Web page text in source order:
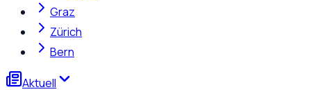
Graz
Zürich
Bern
Aktuell